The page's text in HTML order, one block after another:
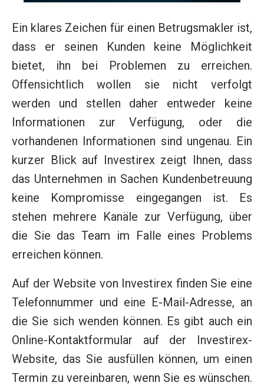
Ein klares Zeichen für einen Betrugsmakler ist,
dass er seinen Kunden keine Möglichkeit
bietet, ihn bei Problemen zu erreichen.
Offensichtlich wollen sie nicht verfolgt
werden und stellen daher entweder keine
Informationen zur Verfügung, oder die
vorhandenen Informationen sind ungenau. Ein
kurzer Blick auf Investirex zeigt Ihnen, dass
das Unternehmen in Sachen Kundenbetreuung
keine Kompromisse eingegangen ist. Es
stehen mehrere Kanäle zur Verfügung, über
die Sie das Team im Falle eines Problems
erreichen können.
Auf der Website von Investirex finden Sie eine
Telefonnummer und eine E-Mail-Adresse, an
die Sie sich wenden können. Es gibt auch ein
Online-Kontaktformular auf der Investirex-
Website, das Sie ausfüllen können, um einen
Termin zu vereinbaren, wenn Sie es wünschen.